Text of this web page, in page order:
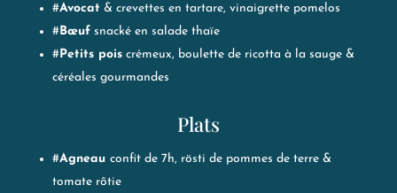
#Avocat & crevettes en tartare, vinaigrette pomelos​
#Bœufsnacké en salade thaïe
#Petits poiscrémeux, boulette de ricotta à la sauge &
céréales gourmandes
Plats
#Agneau confit de 7h, rösti de pommes de terre &
tomate rôtie